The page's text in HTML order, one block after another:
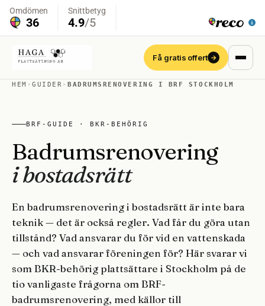
Få gratis offert →
HEM ›GUIDER › BADRUMSRENOVERING I BRF STOCKHOLM
BRF-GUIDE · BKR-BEHÖRIG
Badrumsrenovering
i bostadsrätt
En badrumsrenovering i bostadsrätt är inte bara
teknik — det är också regler. Vad får du göra utan
tillstånd? Vad ansvarar du för vid en vattenskada
— och vad ansvarar föreningen för? Här svarar vi
som BKR-behörig plattsättare i Stockholm på de
tio vanligaste frågorna om BRF-
badrumsrenovering, med källor till